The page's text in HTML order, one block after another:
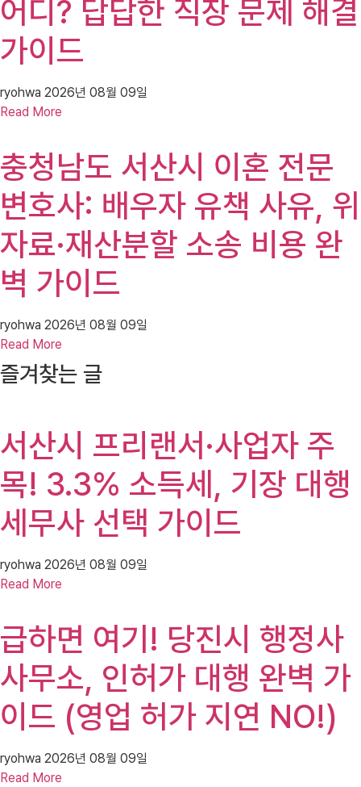
어디? 답답한 직장 문제 해결
가이드
ryohwa 2026년 08월 09일
Read More
충청남도 서산시 이혼 전문
변호사: 배우자 유책 사유, 위
자료·재산분할 소송 비용 완
벽 가이드
ryohwa 2026년 08월 09일
Read More
즐겨찾는 글
서산시 프리랜서·사업자 주
목! 3.3% 소득세, 기장 대행
세무사 선택 가이드
ryohwa 2026년 08월 09일
Read More
급하면 여기! 당진시 행정사
사무소, 인허가 대행 완벽 가
이드 (영업 허가 지연 NO!)
ryohwa 2026년 08월 09일
Read More